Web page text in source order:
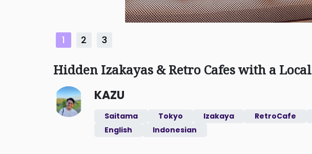
1 2 3
Hidden Izakayas & Retro Cafes with a Local
KAZU
Saitama Tokyo Izakaya RetroCafe
English
Indonesian